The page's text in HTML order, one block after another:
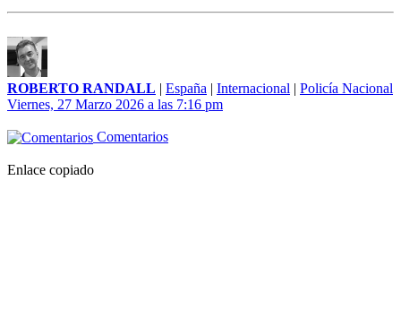
ROBERTO RANDALL | España | Internacional | Policía Nacional
Viernes, 27 Marzo 2026 a las 7:16 pm
Comentarios
Enlace copiado